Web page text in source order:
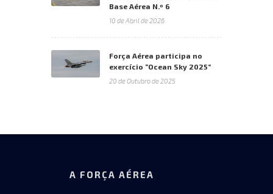
Base Aérea N.º 6
10 de Abril de 2026
Força Aérea participa no
exercício “Ocean Sky 2025”
20 de Outubro de 2025
A FORÇA AÉREA